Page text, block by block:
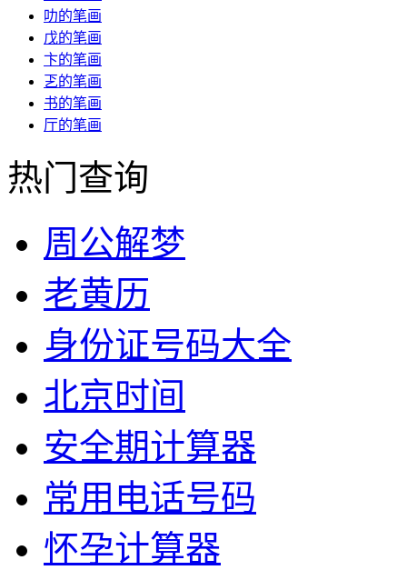
叻的笔画
戊的笔画
卞的笔画
乤的笔画
书的笔画
厅的笔画
热门查询
周公解梦
老黄历
身份证号码大全
北京时间
安全期计算器
常用电话号码
怀孕计算器